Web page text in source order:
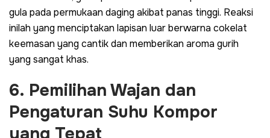
gula pada permukaan daging akibat panas tinggi. Reaksi
inilah yang menciptakan lapisan luar berwarna cokelat
keemasan yang cantik dan memberikan aroma gurih
yang sangat khas.
6. Pemilihan Wajan dan
Pengaturan Suhu Kompor
yang Tepat